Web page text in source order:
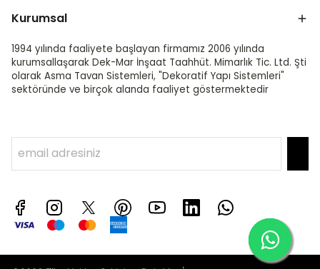
Kurumsal
1994 yılında faaliyete başlayan firmamız 2006 yılında
kurumsallaşarak Dek-Mar İnşaat Taahhüt. Mimarlık Tic. Ltd. Şti
olarak Asma Tavan Sistemleri, "Dekoratif Yapı Sistemleri"
sektöründe ve birçok alanda faaliyet göstermektedir